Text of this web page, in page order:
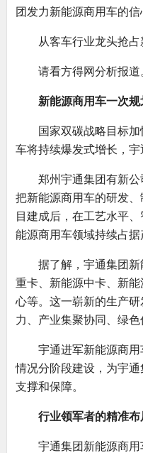
团发力新能源商用车的信
从客车行业龙头抢占
请看方得网分析报道
新能源商用车一次规
国家双碳战略目标加
车将持续爆发式增长，
郑州宇通集团有新公司
把新能源商用车的研发
目建成后，在工艺水平
能源商用车领域持续占据
据了解，宇通集团新
重卡、新能源中卡、新
心等。这一崭新的生产
力、产业集聚协同、绿色
宇通进军新能源商用
情况分阶段建设，为宇
支撑和保障。
行业领军者的精准布
宇通集团新能源商用